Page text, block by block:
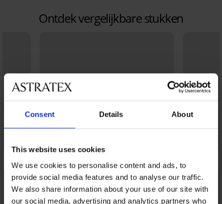
Consent Details About
This website uses cookies
We use cookies to personalise content and ads, to
provide social media features and to analyse our traffic.
We also share information about your use of our site with
our social media, advertising and analytics partners who
Ontdek vergelijkbare stukken